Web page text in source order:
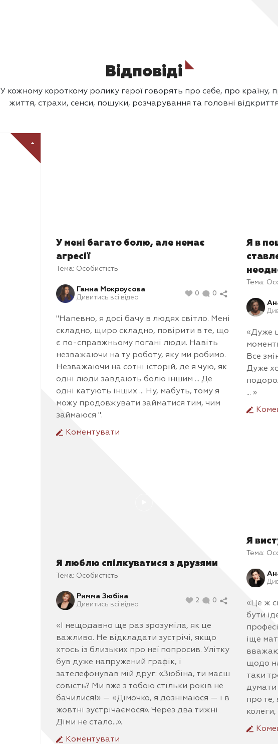
Відповіді
У кожному короткому ролику герої говорять про себе, про країну,
життя, страхи, сенси, пошуки, розчарування та головні відкриття
У мені багато болю, але немає
агресії
Тема: Особистість
Ганна Мокроусова
Дивитись всі відео
0 0
"Напевно, я досі бачу в людях світло. Мені
складно, щиро складно, повірити в те, що
є по-справжньому погані люди. Навіть
незважаючи на ту роботу, яку ми робимо.
Незважаючи на сотні історій, де я чую, як
одні люди завдають болю іншим ... Де
одні катують інших ... Ну, мабуть, тому я
можу продовжувати займатися тим, чим
займаюся ".
Коментувати
Я в
Тема:
«Дуже
Все
Дуже
... »
Я
Тема:
«Це ж
бути
іще
щодо
таки
думати
про те,
колеги,
Я люблю спілкуватися з друзями
Тема: Особистість
Римма Зюбіна
Дивитись всі відео
2 0
«І нещодавно ще раз зрозуміла, як це
важливо. Не відкладати зустрічі, якщо
хтось із близьких про неї попросив. Улітку
був дуже напружений графік, і
зателефонував мій друг: «Зюбіна, ти маєш
совість? Ми вже з тобою стільки років не
бачилися!» — «Дімочко, я дознімаюся — і в
жовтні зустрічаємося». Через два тижні
Діми не стало...».
Коментувати